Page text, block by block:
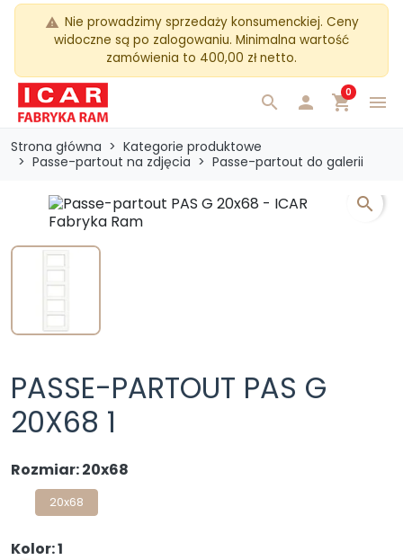
warning Nie prowadzimy sprzedaży konsumenckiej. Ceny
widoczne są po zalogowaniu. Minimalna wartość
zamówienia to 400,00 zł netto.
menu
search  shopping_cart
0
Strona główna
Kategorie produktowe
Passe-partout na zdjęcia
Passe-partout do galerii
search
PASSE-PARTOUT PAS G
20X68 1
Rozmiar: 20x68
20x68
Kolor: 1